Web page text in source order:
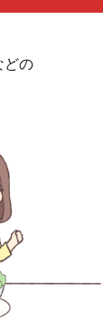
どの